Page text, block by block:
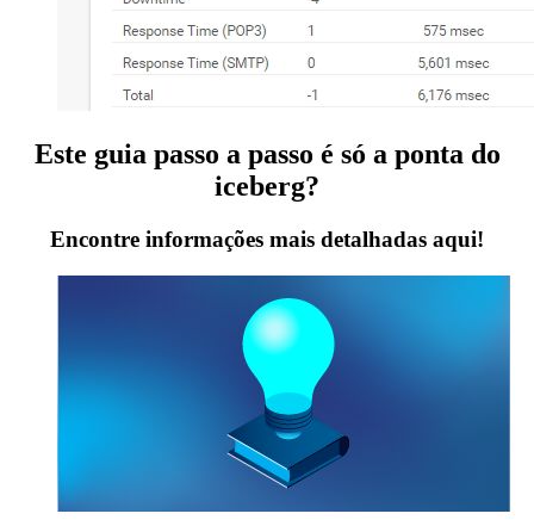
Este guia passo a passo é só a ponta do
iceberg?
Encontre informações mais detalhadas aqui!